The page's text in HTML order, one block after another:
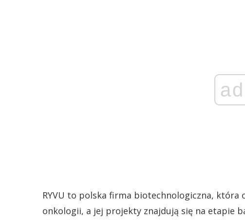
ad
RYVU to polska firma biotechnologiczna, która
onkologii, a jej projekty znajdują się na etapie